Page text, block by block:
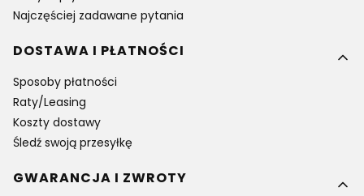
Najczęściej zadawane pytania
DOSTAWA I PŁATNOŚCI
Sposoby płatności
Raty/Leasing
Koszty dostawy
Śledź swoją przesyłkę
GWARANCJA I ZWROTY